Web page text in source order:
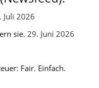
Juli 2026
sie. 29. Juni 2026
Fair. Einfach.